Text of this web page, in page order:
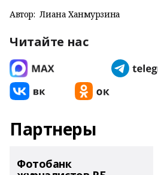
Автор: Лиана Ханмурзина
Читайте нас
Партнеры
Фотобанк